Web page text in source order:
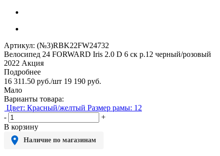
Артикул: (№3)RBK22FW24732
Велосипед 24 FORWARD Iris 2.0 D 6 ск р.12 черный/розовый
2022 Акция
Подробнее
16 311.50 руб./шт 19 190 руб.
Мало
Варианты товара:
Цвет: Красный/желтый Размер рамы: 12
-
+
В корзину
Наличие по магазинам